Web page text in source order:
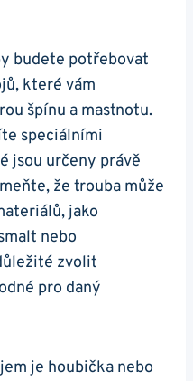
budete potřebovat
které vám
špínu a mastnotu.
speciálními
jsou určeny právě
že trouba může
jako
nebo
zvolit
pro daný
je houbička ⁢nebo